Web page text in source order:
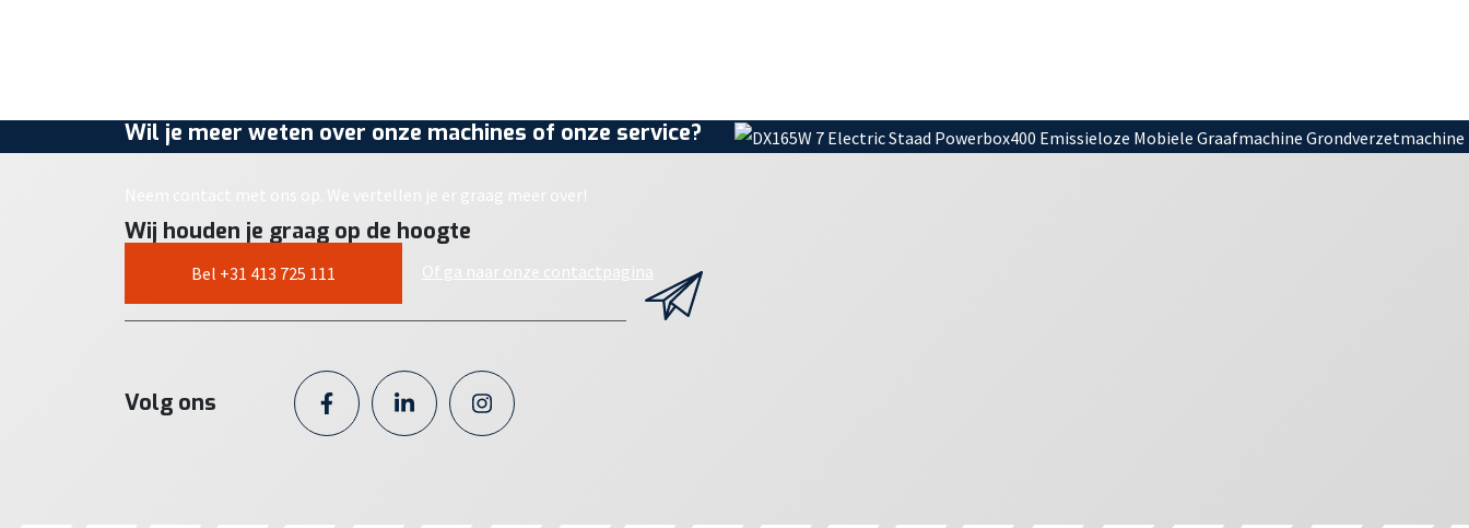
Wil je meer weten over onze machines of onze service?
Neem contact met ons op. We vertellen je er graag meer over!
Bel +31 413 725 111 Of ga naar onze contactpagina
Wij houden je graag op de hoogte
Volg ons